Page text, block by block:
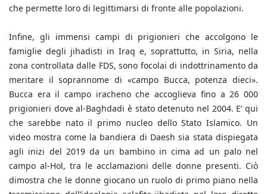
che permette loro di legittimarsi di fronte alle popolazioni.
Infine, gli immensi campi di prigionieri che accolgono le
famiglie degli jihadisti in Iraq e, soprattutto, in Siria, nella
zona controllata dalle FDS, sono focolai di indottrinamento da
meritare il soprannome di «campo Bucca, potenza dieci».
Bucca era il campo iracheno che accoglieva fino a 26 000
prigionieri dove al-Baghdadi è stato detenuto nel 2004. E’ qui
che sarebbe nato il primo nucleo dello Stato Islamico. Un
video mostra come la bandiera di Daesh sia stata dispiegata
agli inizi del 2019 da un bambino in cima ad un palo nel
campo al-Hol, tra le acclamazioni delle donne presenti. Ciò
dimostra che le donne giocano un ruolo di primo piano nella